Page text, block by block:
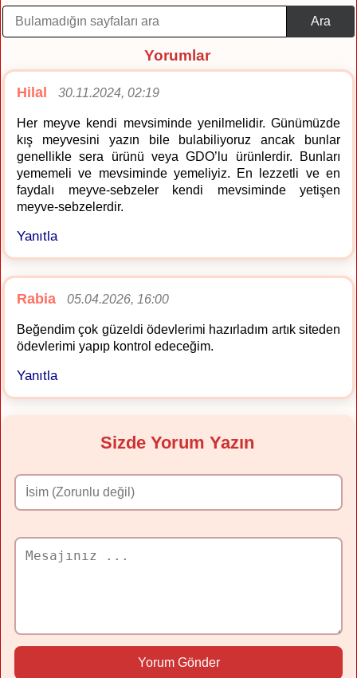
Ara
Yorumlar
Hilal 30.11.2024, 02:19
Her meyve kendi mevsiminde yenilmelidir. Günümüzde
kış meyvesini yazın bile bulabiliyoruz ancak bunlar
genellikle sera ürünü veya GDO’lu ürünlerdir. Bunları
yememeli ve mevsiminde yemeliyiz. En lezzetli ve en
faydalı meyve-sebzeler kendi mevsiminde yetişen
meyve-sebzelerdir.
Yanıtla
Rabia 05.04.2026, 16:00
Beğendim çok güzeldi ödevlerimi hazırladım artık siteden
ödevlerimi yapıp kontrol edeceğim.
Yanıtla
Sizde Yorum Yazın
Yorum Gönder